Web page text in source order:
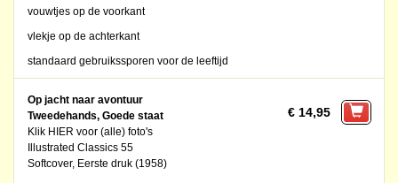
vouwtjes op de voorkant
vlekje op de achterkant
standaard gebruikssporen voor de leeftijd
Op jacht naar avontuur
Tweedehands, Goede staat
Klik HIER voor (alle) foto's
Illustrated Classics 55
Softcover, Eerste druk (1958)
€ 14,95